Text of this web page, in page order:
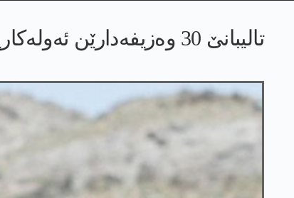
تالیبانێ 30 وه‌زیفه‌دارێن ئه‌وله‌كاریێ كوشتن